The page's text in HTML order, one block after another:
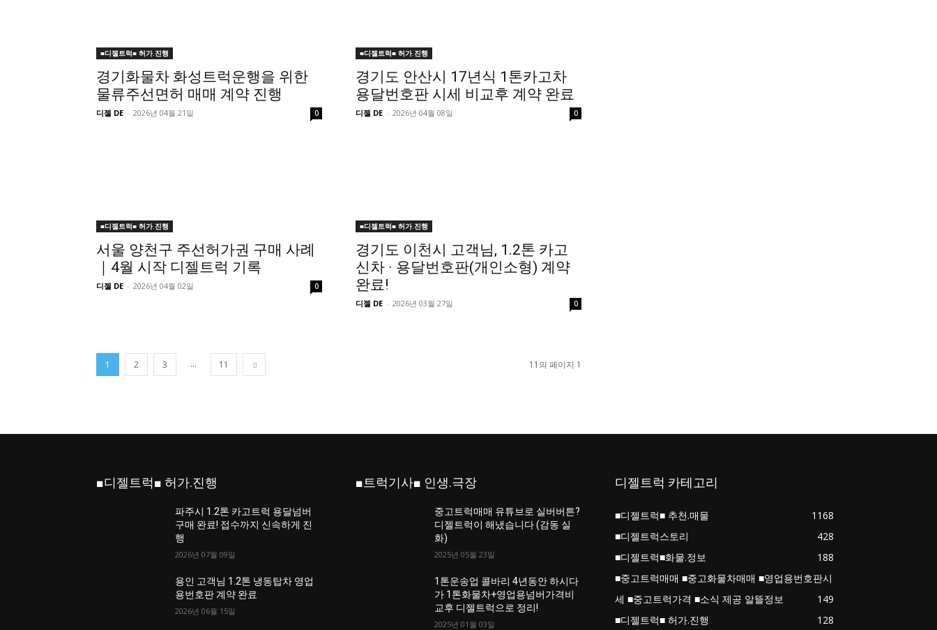
■디젤트럭■ 허가.진행
경기화물차 화성트럭운행을 위한
물류주선면허 매매 계약 진행
디젤 DE - 2026년 04월 21일 0
■디젤트럭■ 허가.진행
경기도 안산시 17년식 1톤카고차
용달번호판 시세 비교후 계약 완료
디젤 DE - 2026년 04월 08일 0
■디젤트럭■ 허가.진행
서울 양천구 주선허가권 구매 사례
｜4월 시작 디젤트럭 기록
디젤 DE - 2026년 04월 02일 0
■디젤트럭■ 허가.진행
경기도 이천시 고객님, 1.2톤 카고
신차 · 용달번호판(개인소형) 계약
완료!
디젤 DE - 2026년 03월 27일 0
1 2 3 ... 11 11의 페이지 1
■디젤트럭■ 허가.진행
파주시 1.2톤 카고트럭 용달넘버
구매 완료! 접수까지 신속하게 진
행
2026년 07월 09일
용인 고객님 1.2톤 냉동탑차 영업
용번호판 계약 완료
2026년 06월 15일
■트럭기사■ 인생.극장
중고트럭매매 유튜브로 실버버튼?
디젤트럭이 해냈습니다 (감동 실
화)
2025년 05월 23일
1톤운송업 콜바리 4년동안 하시다
가 1톤화물차+영업용넘버가격비
교후 디젤트럭으로 정리!
2025년 01월 03일
디젤트럭 카테고리
■디젤트럭■ 추천.매물
1168
■디젤트럭스토리
428
■디젤트럭■화물.정보
188
■중고트럭매매 ■중고화물차매매 ■영업용번호판시
세 ■중고트럭가격 ■소식 제공 알뜰정보
149
■디젤트럭■ 허가.진행
128